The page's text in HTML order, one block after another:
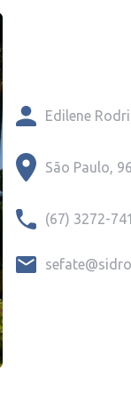
Edilene
São Paulo,
(67) 3272-